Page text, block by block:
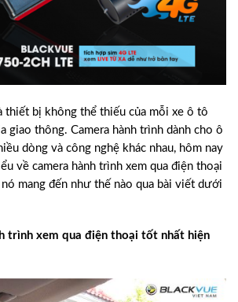
thiết bị không thể thiếu của mỗi xe ô tô
giao thông. Camera hành trình dành cho ô
dòng và công nghệ khác nhau, hôm nay
về camera hành trình xem qua điện thoại
mang đến như thế nào qua bài viết dưới
trình xem qua điện thoại tốt nhất hiện